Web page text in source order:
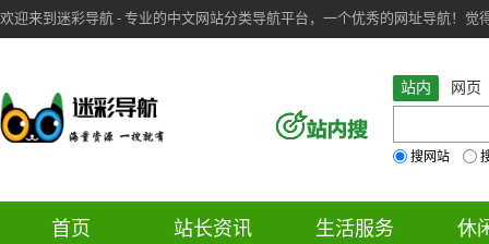
欢迎来到迷彩导航 - 专业的中文网站分类导航平台，一个优秀的网址导航！觉
站内 网页
搜网站
首页 站长资讯 生活服务 休